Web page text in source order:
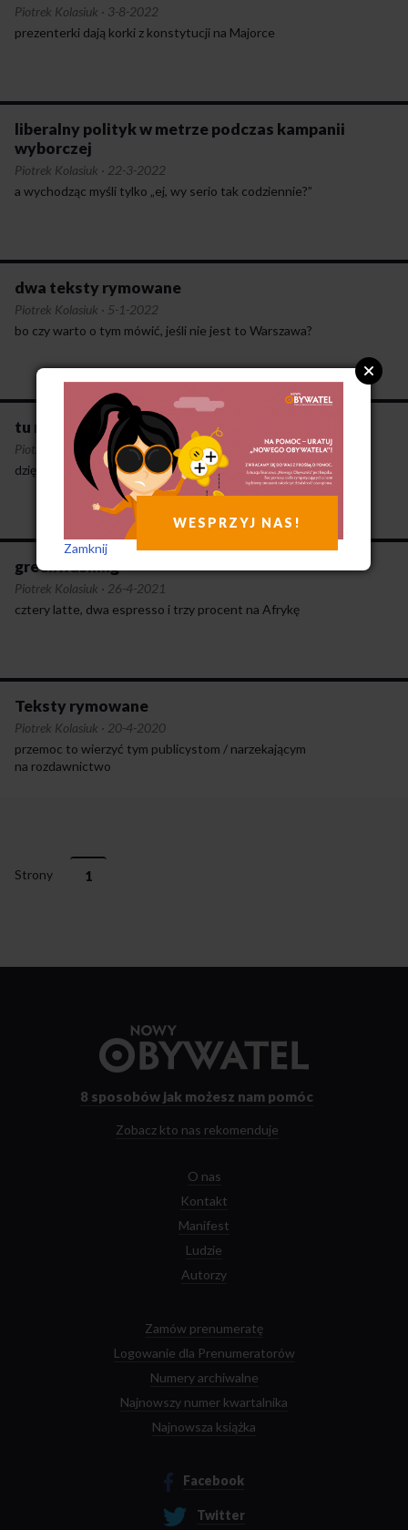
Piotrek Kolasiuk · 3-8-2022
prezenterki dają korki z konstytucji na Majorce
liberalny polityk w metrze podczas kampanii
wyborczej
Piotrek Kolasiuk · 22-3-2022
a wychodząc myśli tylko „ej, wy serio tak codziennie?”
dwa teksty rymowane
Piotrek Kolasiuk · 5-1-2022
bo czy warto o tym mówić, jeśli nie jest to Warszawa?
tu mógł być twój ulubiony tekst, ale nie warto
Piotrek Kolasiuk ·20-6-2021
dziękujemy wolna praso za laurki dla Kulczyków
greenwashing
Piotrek Kolasiuk · 26-4-2021
cztery latte, dwa espresso i trzy procent na Afrykę
Teksty rymowane
Piotrek Kolasiuk · 20-4-2020
przemoc to wierzyć tym publicystom / narzekającym
na rozdawnictwo
Strony 1
strony
8 sposobów jak możesz nam pomóc
Zobacz kto nas rekomenduje
O nas
Kontakt
Manifest
Ludzie
Autorzy
Zamów prenumeratę
Logowanie dla Prenumeratorów
Numery archiwalne
Najnowszy numer kwartalnika
Najnowsza książka
Facebook
Twitter
WESPRZYJ NAS!
Zamknij